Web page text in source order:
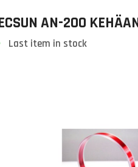
AN-200
Last item in stock